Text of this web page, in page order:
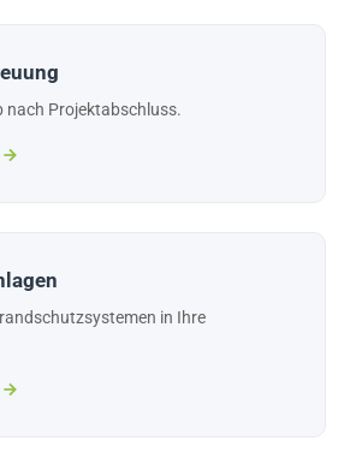
nach Projektabschluss.
in Ihre